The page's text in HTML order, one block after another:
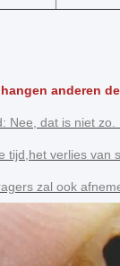
hangen anderen
Nee, dat is niet
tijd,het verlies van
zal ook